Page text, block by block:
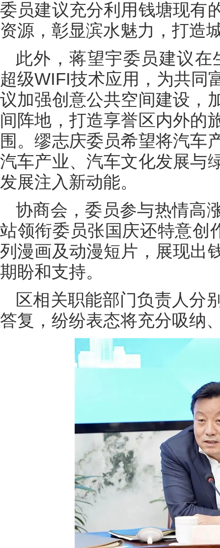
委员建议充分利用钱塘现有
资源，彰显滨水魅力，打造
此外，蒋望宇委员建议
超级WIFI技术应用，为共同
议加强创意公共空间建设，
间阵地，打造享誉区内外的
围。缪志庆委员希望将汽车
汽车产业、汽车文化发展与
发展注入新动能。
协商会，委员参与热情高
站领衔委员张国庆还特意创
列漫画及动漫短片，展现出
期盼和支持。
区相关职能部门负责人分
答复，纷纷表态将充分吸纳